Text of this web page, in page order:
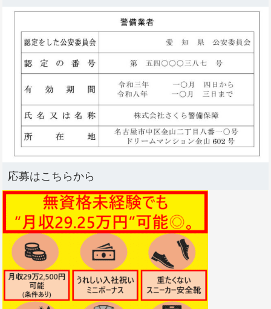
応募はこちらから